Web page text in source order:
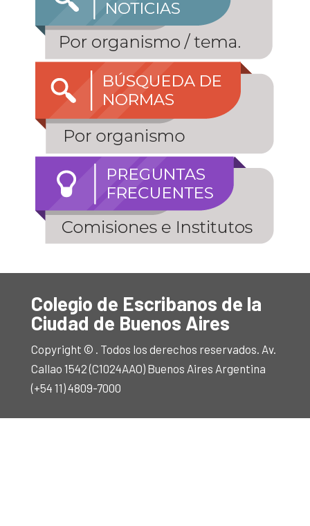
Colegio de Escribanos de la
Ciudad de Buenos Aires
Copyright © . Todos los derechos reservados. Av.
Callao 1542 (C1024AAO) Buenos Aires Argentina
(+54 11) 4809-7000